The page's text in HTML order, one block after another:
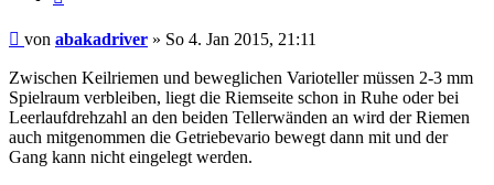
Beitrag
von abakadriver » So 4. Jan 2015, 21:11
Zwischen Keilriemen und beweglichen Varioteller müssen 2-3 mm
Spielraum verbleiben, liegt die Riemseite schon in Ruhe oder bei
Leerlaufdrehzahl an den beiden Tellerwänden an wird der Riemen
auch mitgenommen die Getriebevario bewegt dann mit und der
Gang kann nicht eingelegt werden.